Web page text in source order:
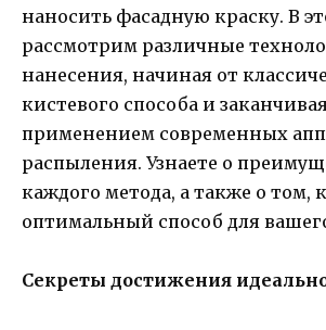
наносить фасадную краску. В
рассмотрим различные
нанесения, начиная от
кистевого способа и
применением современных
распыления. Узнаете о
каждого метода, а также о том,
оптимальный способ для
Секреты достижения